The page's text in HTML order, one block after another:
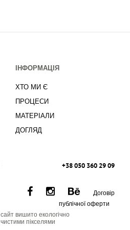
ІНФОРМАЦІЯ
ХТО МИ Є
ПРОЦЕСИ
МАТЕРІАЛИ
ДОГЛЯД
+38 050 360 29 09
Договір
публічної оферти
сайт вишито екологічно
чистими пікселями